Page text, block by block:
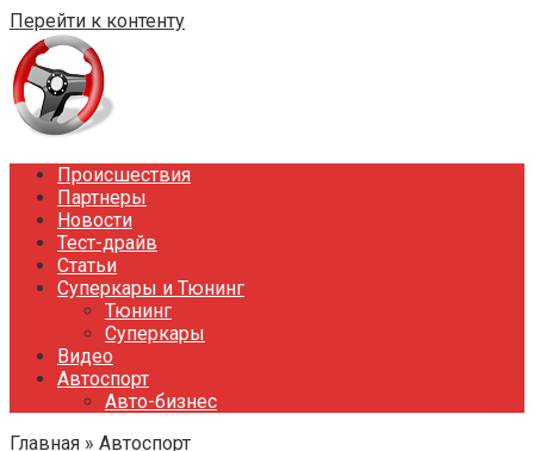
Перейти к контенту
Происшествия
Партнеры
Новости
Тест-драйв
Статьи
Суперкары и Тюнинг
Тюнинг
Суперкары
Видео
Автоспорт
Авто-бизнес
Главная » Автоспорт